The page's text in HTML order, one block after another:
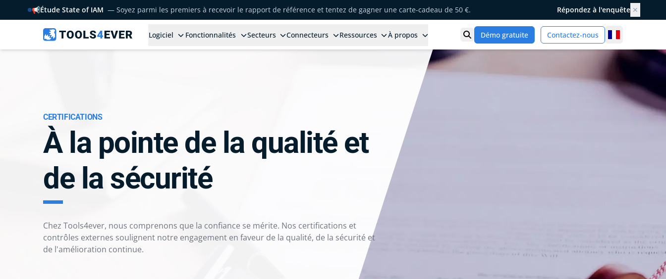
📢Étude State of IAM — Soyez parmi les premiers à recevoir le rapport de référence et tentez de gagner une carte-cadeau de 50 €. Répondez à l'enquête ✕
Logiciel Fonctionnalités Secteurs Connecteurs Ressources À propos Ouvrir la recherche
Démo gratuite Contactez-nous
CERTIFICATIONS
À la pointe de la qualité et
de la sécurité
Chez Tools4ever, nous comprenons que la confiance se mérite. Nos certifications et
contrôles externes soulignent notre engagement en faveur de la qualité, de la sécurité et
de l'amélioration continue.